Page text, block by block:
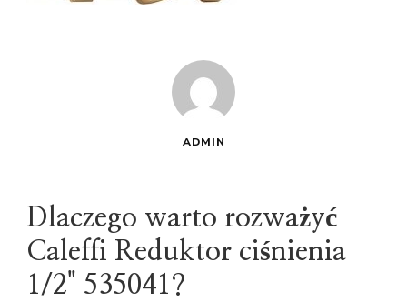
ADMIN
Dlaczego warto rozważyć
Caleffi Reduktor ciśnienia
1/2" 535041?